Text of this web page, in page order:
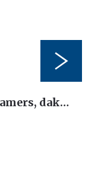
Appartement met 2 slaapkamers, dakterras en parkeer gelegenheid.